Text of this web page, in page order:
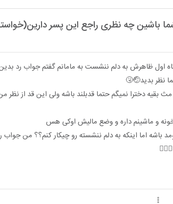
باشین چه نظری راجع این پسر
اول ظاهرش به دلم ننشست به مامانم گفتم جواب رد
نظر بدید🤕🤧
مث بقیه دخترا نمیگم حتما قدبلند باشه ولی این قد از
باشه اما اینکه به دلم ننشسته رو چیکار کنم؟؟ من جواب